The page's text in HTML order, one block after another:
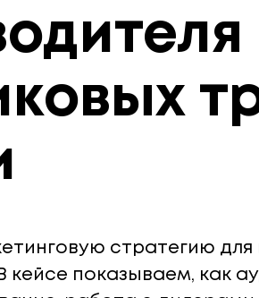
стратегию для
кейсе показываем, как